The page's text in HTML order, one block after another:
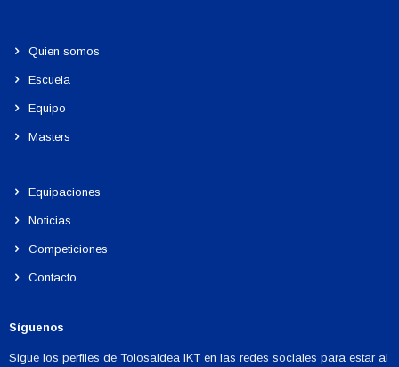
Quien somos
Escuela
Equipo
Masters
Equipaciones
Noticias
Competiciones
Contacto
Síguenos
Sigue los perfiles de Tolosaldea IKT en las redes sociales para estar al